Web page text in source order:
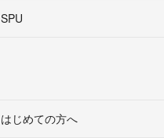
SPU
はじめての方へ